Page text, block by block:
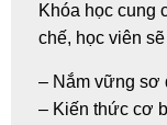
Khóa học cung
chế, học viên
– Nắm vững sơ
– Kiến thức cơ